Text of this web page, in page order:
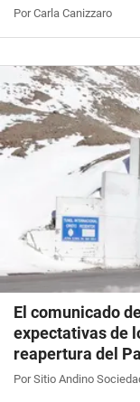
Por Carla Canizzaro
El comunicado
expectativas de
reapertura del
Por Sitio Andino